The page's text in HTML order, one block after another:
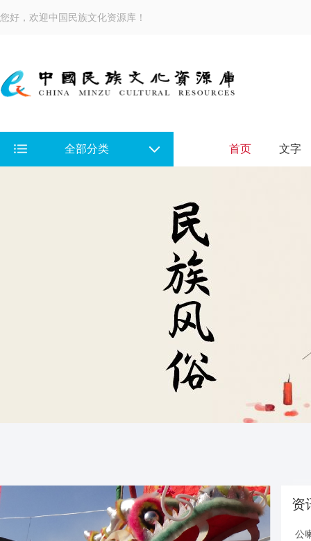
您好，欢迎中国民族文化资源库！
全部分类 首页 文字
资
公